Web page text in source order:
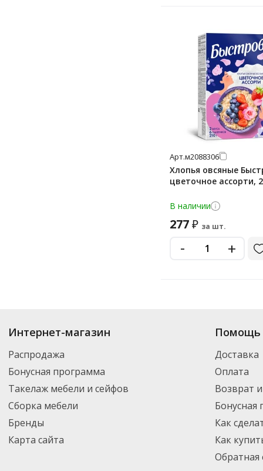
Арт.м2088306
Хлопья овсяные
цветочное ассорти,
В наличии
277₽ за шт.
- +
Купить
. В ассортименте
выбрать нужный товар и добавить его в корзину для дальнейшего
транспортной компанией DPD. Для постоянных клиентов - скидка,
Интернет-магазин
Распродажа
Бонусная программа
Такелаж мебели и сейфов
Сборка мебели
Бренды
Карта сайта
Помощь
Доставка
Оплата
Возврат
Бонусная
Как
Как
Обратная